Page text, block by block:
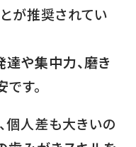
が推奨されてい
や集中力、磨き
です。
個人差も大きいの